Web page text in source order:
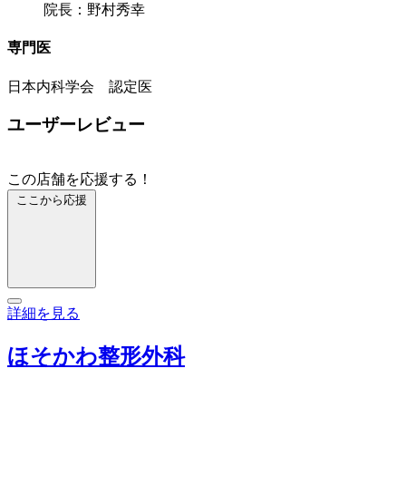
院長：野村秀幸
専門医
日本内科学会 認定医
ユーザーレビュー
この店舗を応援する！
ここから応援
詳細を見る
ほそかわ整形外科